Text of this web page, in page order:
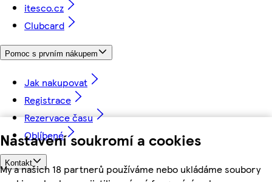
Nastavení soukromí a cookies
My a našich 18 partnerů používáme nebo ukládáme soubory
itesco.cz
Clubcard
Pomoc s prvním nákupem
Jak nakupovat
Registrace
Rezervace času
Oblíbené
Kontakt